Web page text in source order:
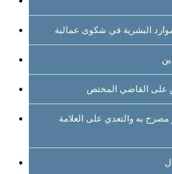
البشرية في شكوى عمالية
على القاضي المختص
مصرح به والتعدي على العلامة